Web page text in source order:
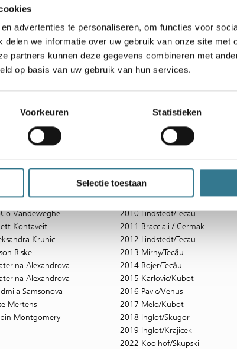
advertenties te personaliseren, om functies voor
delen we informatie over uw gebruik van onze site met
partners kunnen deze gegevens combineren met
op basis van uw gebruik van hun services.
Voorkeuren Statistieken
Selectie toestaan
Hingis
Daniilidou
Clijsters
Pierce
Koukalova
Tanasugarn
Henin
Vinci
Petrova
Giorgi
Vandeweghe
Kontaveit
Krunic
Riske
Alexandrova
Alexandrova
Samsonova
Mertens
Montgomery
1996 Kilderry/Vizner
1997 Elthingh/Haarhuis
1998 Raoux/Siemerink
1999 Ferreira/Riki
2002 Damm/Suk
2004 Damm/Suk
2005 Suk/Vizner
2006 Damm/Paes
2008 Ancic/Melzer
2009 Moodie/Norman
2010 Lindstedt/Tecau
2011 Bracciali / Cermak
2012 Lindstedt/Tecau
2013 Mirny/Tecău
2014 Rojer/Tecău
2015 Karlovic/Kubot
2016 Pavic/Venus
2017 Melo/Kubot
2018 Inglot/Skugor
2019 Inglot/Krajicek
2022 Koolhof/Skupski